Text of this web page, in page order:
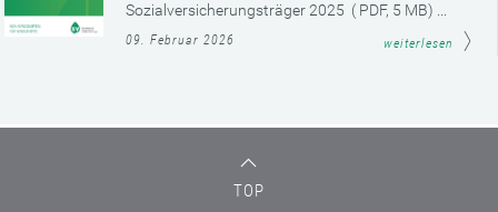
Sozialversicherungsträger 2025 ( PDF, 5 MB) ...
09. Februar 2026 weiterlesen
TOP